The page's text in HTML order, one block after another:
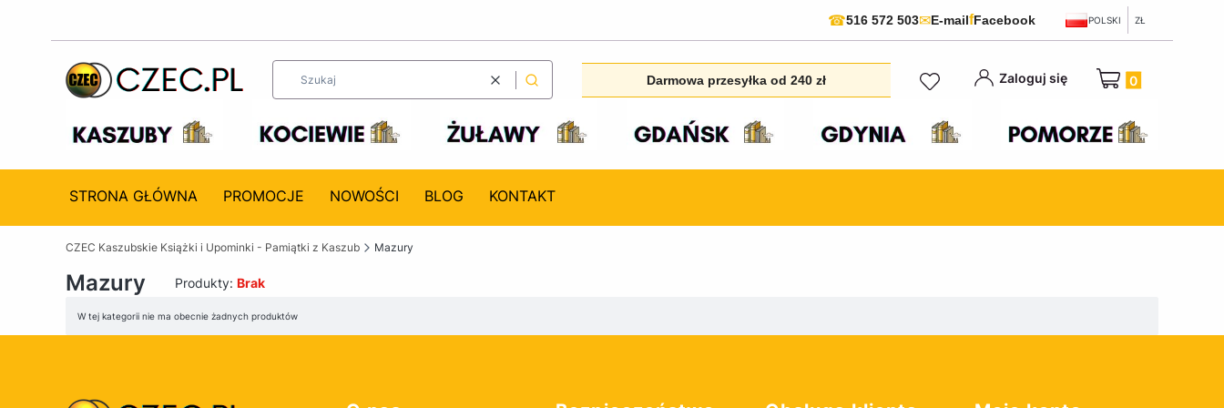
☎516 572 503✉E-mailfFacebook POLSKI ZŁ
WyczyśćSzukaj Darmowa przesyłka od 240 zł Zaloguj się Produkty w
STRONA GŁÓWNA PROMOCJE NOWOŚCI BLOG KONTAKT
CZEC Kaszubskie Książki i Upominki - Pamiątki z Kaszub Mazury
Mazury Produkty: Brak
Lista produktów
W tej kategorii nie ma obecnie żadnych produktów